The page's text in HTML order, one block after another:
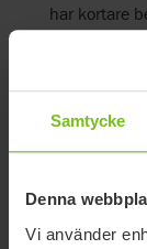
Samtycke
Denna
Vi använder
har kortare
så att
med en
Anpassa
brukaren.